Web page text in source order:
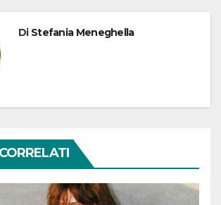
Di Stefania Meneghella